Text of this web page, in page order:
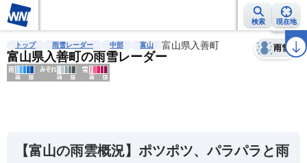
検索 現在地
雨雲レーダー 台風情報 地震情報 警報・注意報 2週間天気 ラ
トップ 雨雪レーダー 中部 富山 富山県入善町
富山県入善町の雨雪レーダー
雨雪
天気 台風
【富山の雨雲概況】ポツポツ、パラパラと雨